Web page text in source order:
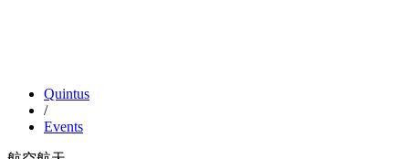
Quintus
/
Events